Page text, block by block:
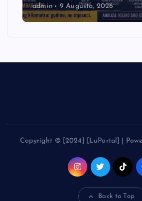
admin 9 Augusta, 2026
Copyright © [2024] [LuPortal] |
Back to Top